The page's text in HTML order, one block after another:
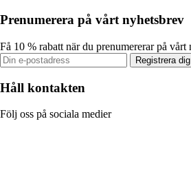
Prenumerera på vårt nyhetsbrev
Få 10 % rabatt när du prenumererar på vårt
Registrera dig
Håll kontakten
Följ oss på sociala medier